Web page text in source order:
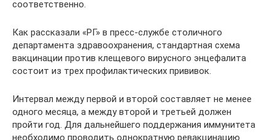
соответственно.
Как рассказали «РГ» в пресс-службе столичного
департамента здравоохранения, стандартная схема
вакцинации против клещевого вирусного энцефалита
состоит из трех профилактических прививок.
Интервал между первой и второй составляет не менее
одного месяца, а между второй и третьей должен
пройти год. Для дальнейшего поддержания иммунитета
необходимо проводить однократную ревакцинацию